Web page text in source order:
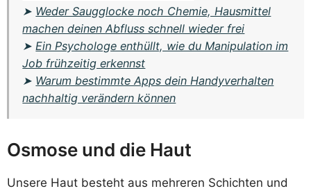
➤ Weder Saugglocke noch Chemie, Hausmittel
machen deinen Abfluss schnell wieder frei
➤ Ein Psychologe enthüllt, wie du Manipulation im
Job frühzeitig erkennst
➤ Warum bestimmte Apps dein Handyverhalten
nachhaltig verändern können
Osmose und die Haut
Unsere Haut besteht aus mehreren Schichten und